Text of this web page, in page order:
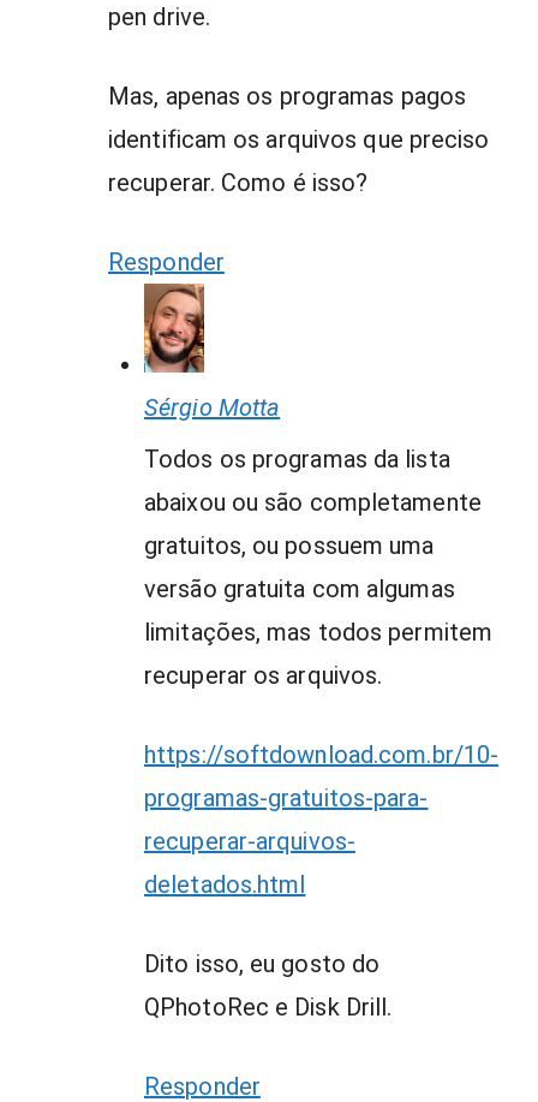
pen drive.
Mas, apenas os programas pagos
identificam os arquivos que preciso
recuperar. Como é isso?
Responder
Sérgio Motta
Todos os programas da lista
abaixou ou são completamente
gratuitos, ou possuem uma
versão gratuita com algumas
limitações, mas todos permitem
recuperar os arquivos.
https://softdownload.com.br/10-
programas-gratuitos-para-
recuperar-arquivos-
deletados.html
Dito isso, eu gosto do
QPhotoRec e Disk Drill.
Responder